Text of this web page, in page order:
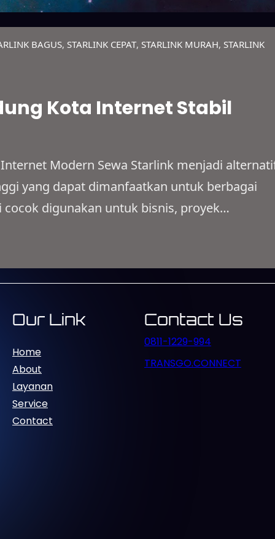
BAGUS, STARLINK CEPAT, STARLINK MURAH, STARLINK
Kota Internet Stabil
Modern Sewa Starlink menjadi
yang dapat dimanfaatkan untuk berbagai
cocok digunakan untuk bisnis, proyek
wilayah terpencil, area dengan sinyal terbatas,
dengan jaringan…
Our Link
Home
About
Layanan
Service
Contact
Contact Us
0811-1229-994
TRANSGO.CONNECT